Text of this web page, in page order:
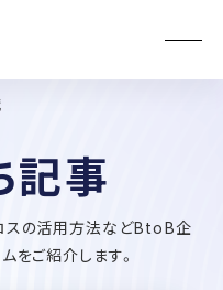
記事
スの活用方法などBtoB企
をご紹介します。